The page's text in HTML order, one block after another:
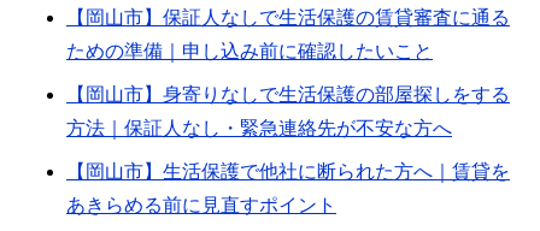
【岡山市】保証人なしで生活保護の賃貸審査に通る
ための準備｜申し込み前に確認したいこと
【岡山市】身寄りなしで生活保護の部屋探しをする
方法｜保証人なし・緊急連絡先が不安な方へ
【岡山市】生活保護で他社に断られた方へ｜賃貸を
あきらめる前に見直すポイント